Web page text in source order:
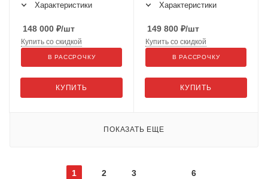
Характеристики
148 000 ₽/шт
КУПИТЬ
Купить со скидкой
В РАССРОЧКУ
Характеристики
149 800 ₽/шт
КУПИТЬ
Купить со скидкой
В РАССРОЧКУ
ПОКАЗАТЬ ЕЩЕ
1 2 3 6